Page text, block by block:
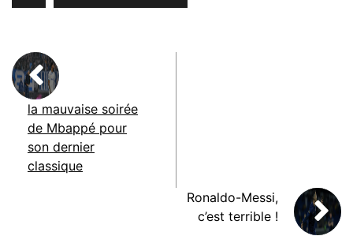
la mauvaise soirée
de Mbappé pour
son dernier
classique
Ronaldo-Messi,
c’est terrible !